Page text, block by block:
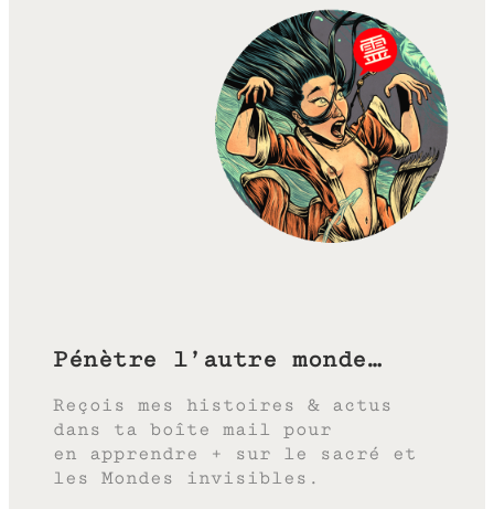
Pénètre l’autre monde…
Reçois mes histoires & actus
dans ta boîte mail pour
en apprendre + sur le sacré et
les Mondes invisibles.